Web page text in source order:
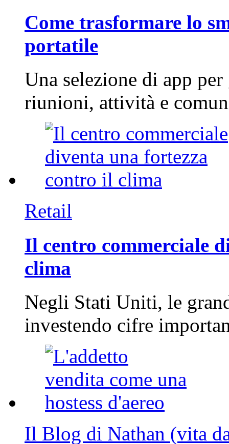
Come trasformare lo
portatile
Una selezione di app
riunioni, attività e
Retail
Il centro commerciale
clima
Negli Stati Uniti, le
investendo cifre
Il Blog di Nathan (vita